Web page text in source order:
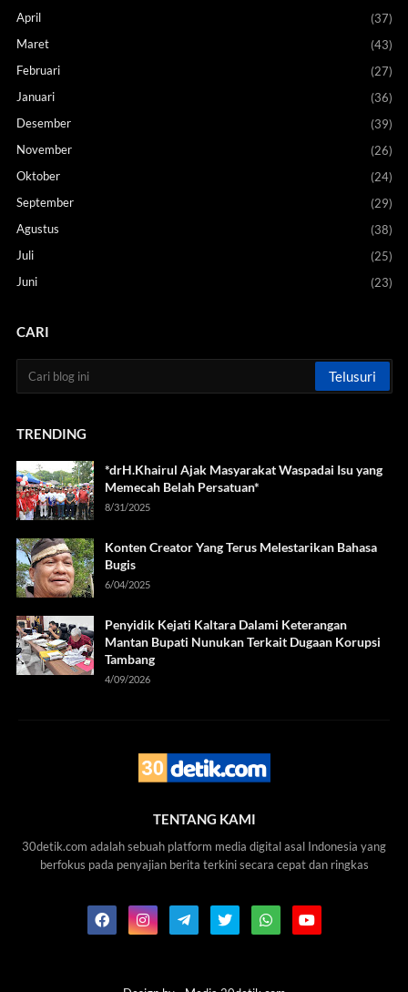
April
(37)
Maret
(43)
Februari
(27)
Januari
(36)
Desember
(39)
November
(26)
Oktober
(24)
September
(29)
Agustus
(38)
Juli
(25)
Juni
(23)
CARI
TRENDING
*drH.Khairul Ajak Masyarakat Waspadai Isu yang
Memecah Belah Persatuan*
8/31/2025
Konten Creator Yang Terus Melestarikan Bahasa
Bugis
6/04/2025
Penyidik Kejati Kaltara Dalami Keterangan
Mantan Bupati Nunukan Terkait Dugaan Korupsi
Tambang
4/09/2026
TENTANG KAMI
30detik.com adalah sebuah platform media digital asal Indonesia yang
berfokus pada penyajian berita terkini secara cepat dan ringkas